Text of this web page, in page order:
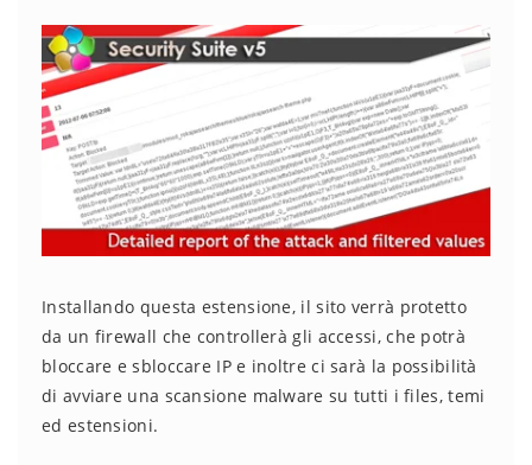
Installando questa estensione, il sito verrà protetto
da un firewall che controllerà gli accessi, che potrà
bloccare e sbloccare IP e inoltre ci sarà la possibilità
di avviare una scansione malware su tutti i files, temi
ed estensioni.